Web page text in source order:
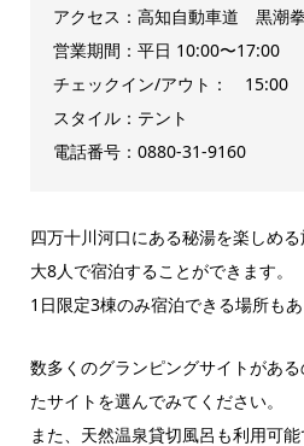
アクセス：高知自動車道 黒潮
営業期間：平日 10:00〜17:00
チェックイン/アウト：
スタイル：テント
電話番号：0880-31-9160
四万十川河口にある秘湯を楽しめ
大8人で宿泊することができます。
1日限定3棟のみ宿泊できる場所もあ
数多くのグランピングサイトがあ
たサイトを選んでみてください。
また、天然温泉貸切風呂も利用可